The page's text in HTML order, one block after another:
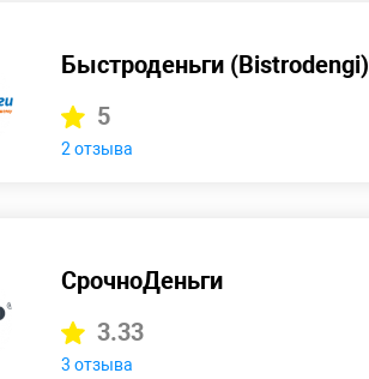
Быстроденьги (Bistrodengi)
5
2 отзыва
СрочноДеньги
3.33
3 отзыва